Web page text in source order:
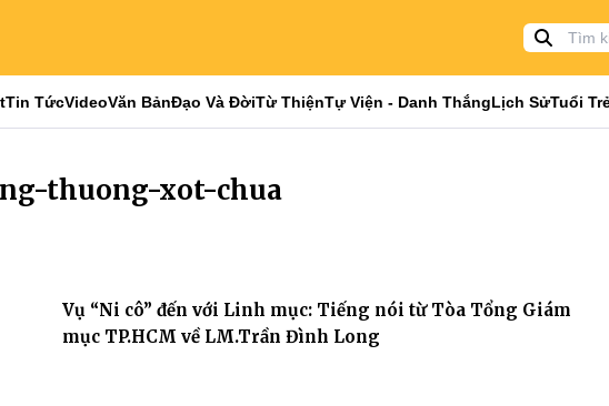
Tin TứcVideoVăn BảnĐạo Và ĐờiTừ ThiệnTự Viện - Danh ThắngLịch SửTuổi
thuong-xot-chua
Vụ “Ni cô” đến với Linh mục: Tiếng nói từ Tòa Tổng Giám
mục TP.HCM về LM.Trần Đình Long